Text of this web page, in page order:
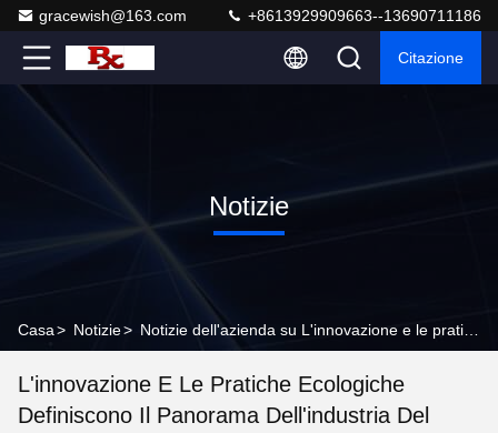
gracewish@163.com +8613929909663--13690711186
Citazione
Notizie
Casa> Notizie>
L'innovazione E Le Pratiche Ecologiche
Definiscono Il Panorama Dell'industria Del